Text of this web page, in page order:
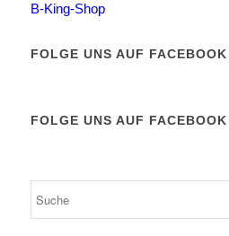
B-King-Shop
FOLGE UNS AUF FACEBOOK
FOLGE UNS AUF FACEBOOK